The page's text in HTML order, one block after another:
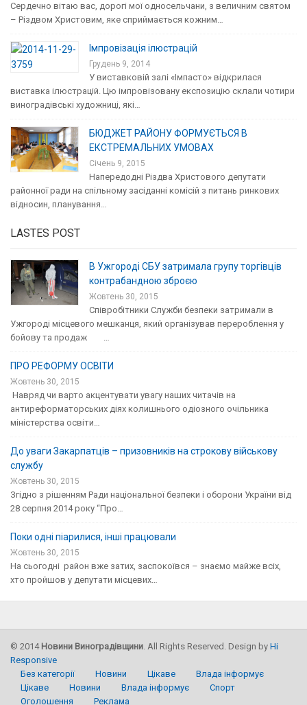
Сердечно вітаю вас, дорогі мої односельчани, з величним святом
– Різдвом Христовим, яке сприймається кожним…
Імпровізація ілюстрацій
Грудень 9, 2014
У виставковій залі «Імпасто» відкрилася
виставка ілюстрацій. Цю імпровізовану експозицію склали чотири
виноградівські художниці, які…
БЮДЖЕТ РАЙОНУ ФОРМУЄТЬСЯ В
ЕКСТРЕМАЛЬНИХ УМОВАХ
Січень 9, 2015
Напередодні Різдва Христового депутати
районної ради на спільному засіданні комісій з питань ринкових
відносин, планування…
LASTES POST
В Ужгороді СБУ затримала групу торгівців
контрабандною зброєю
Жовтень 30, 2015
Співробітники Служби безпеки затримали в
Ужгороді місцевого мешканця, який організував перероблення у
бойову та продаж …
ПРО РЕФОРМУ ОСВІТИ
Жовтень 30, 2015
Навряд чи варто акцентувати увагу наших читачів на
антиреформаторських діях колишнього одіозного очільника
міністерства освіти…
До уваги Закарпатців – призовників на строкову військову
службу
Жовтень 30, 2015
Згідно з рішенням Ради національної безпеки і оборони України від
28 серпня 2014 року “Про…
Поки одні піарилися, інші працювали
Жовтень 30, 2015
На сьогодні район вже затих, заспокоївся – знаємо майже всіх,
хто пройшов у депутати місцевих…
© 2014 Новини Виноградівщини. All Rights Reserved. Design by Hi
Responsive
Без категорії
Новини Цікаве
Влада інформує
Цікаве
Новини Влада інформує
Спорт
Оголошення
Реклама